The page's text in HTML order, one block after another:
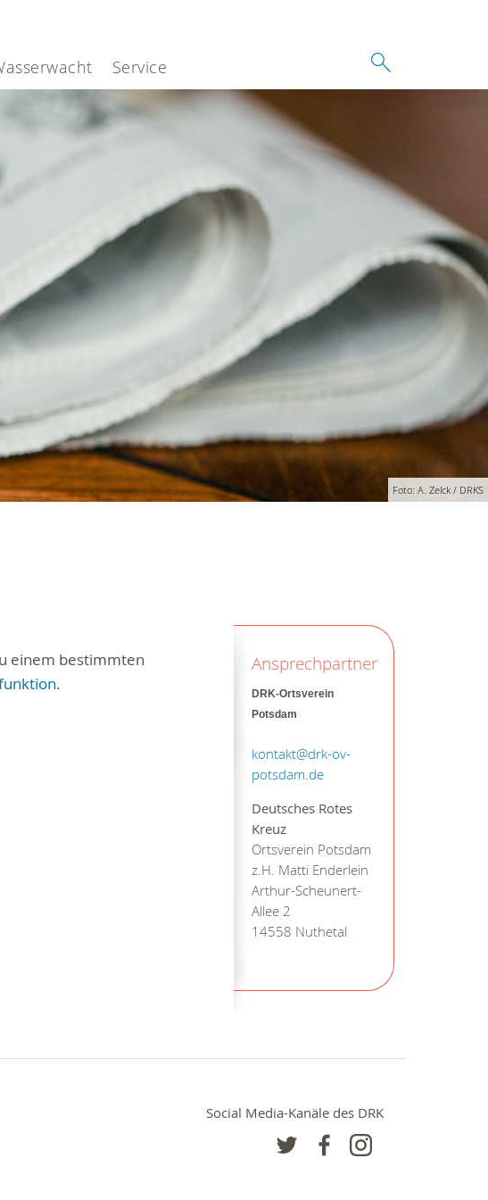
Service
Foto: A. Zelck / DRKS
Ansprechpartner
DRK-Ortsverein
Potsdam
kontakt@drk-ov-
potsdam.de
Deutsches Rotes
Kreuz
Ortsverein Potsdam
z.H. Matti Enderlein
Arthur-Scheunert-
Allee 2
14558 Nuthetal
einem bestimmten
.
Social Media-Kanäle des DRK